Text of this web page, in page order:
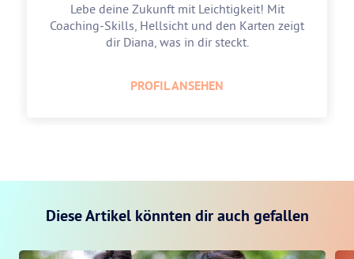
Lebe deine Zukunft mit Leichtigkeit! Mit
Coaching-Skills, Hellsicht und den Karten zeigt
dir Diana, was in dir steckt.
PROFIL ANSEHEN
Diese Artikel könnten dir auch gefallen